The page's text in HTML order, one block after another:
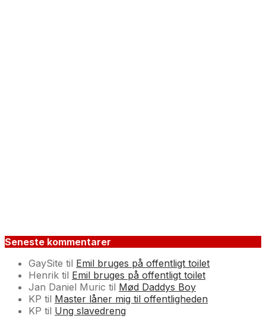
Seneste kommentarer
GaySite til Emil bruges på offentligt toilet
Henrik til Emil bruges på offentligt toilet
Jan Daniel Muric til Mød Daddys Boy
KP til Master låner mig til offentligheden
KP til Ung slavedreng